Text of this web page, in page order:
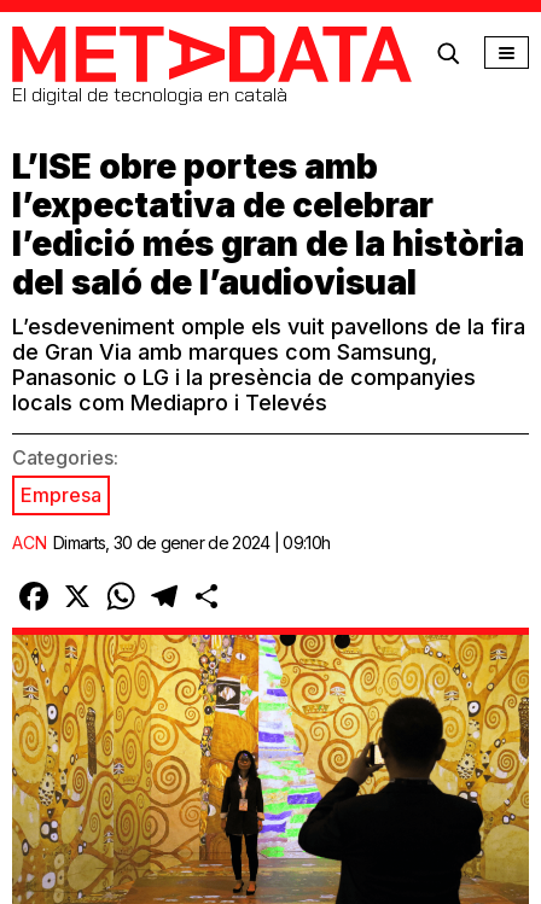
MetaData
El digital de tecnologia en català
L’ISE obre portes amb
l’expectativa de celebrar
l’edició més gran de la història
del saló de l’audiovisual
L’esdeveniment omple els vuit pavellons de la fira
de Gran Via amb marques com Samsung,
Panasonic o LG i la presència de companyies
locals com Mediapro i Televés
Categories:
Empresa
ACN Dimarts, 30 de gener de 2024 | 09:10h
Facebook
X WhatsAppTelegram